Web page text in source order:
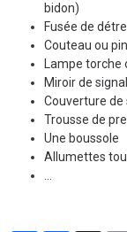
bidon)
Fusée de
Couteau ou
Lampe
Miroir de
Couverture de
Trousse de
Une boussole
Allumettes